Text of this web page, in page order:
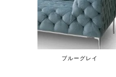
ブルーグレイ